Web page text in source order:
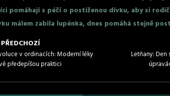
pomáhají s péčí o postiženou dívku, aby si
málem zabila lupénka, dnes pomáhá stejně
PŘEDCHOZÍ
v ordinacích: Moderní léky
předepíšou praktici
Letňany: